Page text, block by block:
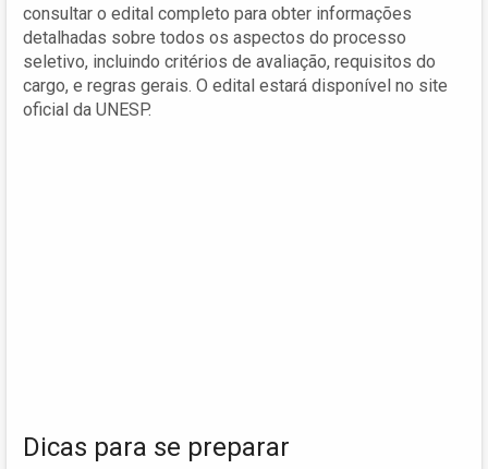
consultar o edital completo para obter informações
detalhadas sobre todos os aspectos do processo
seletivo, incluindo critérios de avaliação, requisitos do
cargo, e regras gerais. O edital estará disponível no site
oficial da UNESP.
Dicas para se preparar